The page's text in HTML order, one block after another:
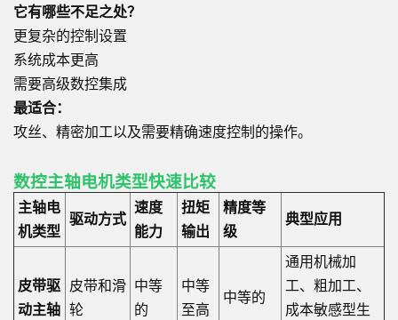
它有哪些不足之处？
更复杂的控制设置
系统成本更高
需要高级数控集成
最适合：
攻丝、精密加工以及需要精确速度控制的操作。
数控主轴电机类型快速比较
主轴电
机类型
驱动方式
速度
能力
扭矩
输出
精度等
级
典型应用
皮带驱
动主轴
皮带和滑
轮
中等
的
中等
至高
中等的
通用机械加
工、粗加工、
成本敏感型生